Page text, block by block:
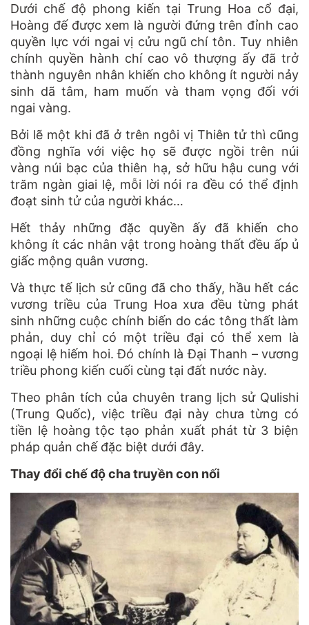
Dưới chế độ phong kiến tại Trung Hoa cổ đại,
Hoàng đế được xem là người đứng trên đỉnh cao
quyền lực với ngai vị cửu ngũ chí tôn.Tuy nhiên
chính quyền hành chí cao vô thượng ấy đã trở
thành nguyên nhân khiến cho không ít người nảy
sinh dã tâm, ham muốn và tham vọng đối với
ngai vàng.
Bởi lẽ một khi đã ở trên ngôi vị Thiên tử thì cũng
đồng nghĩa với việc họ sẽ được ngồi trên núi
vàng núi bạc của thiên hạ, sở hữu hậu cung với
trăm ngàn giai lệ, mỗi lời nói ra đều có thể định
đoạt sinh tử của người khác…
Hết thảy những đặc quyền ấy đã khiến cho
không ít các nhân vật trong hoàng thất đều ấp ủ
giấc mộng quân vương.
Và thực tế lịch sử cũng đã cho thấy, hầu hết các
vương triều của Trung Hoa xưa đều từng phát
sinh những cuộc chính biến do các tông thất làm
phản, duy chỉ có một triều đại có thể xem là
ngoại lệ hiếm hoi.Đó chính là Đại Thanh – vương
triều phong kiến cuối cùng tại đất nước này.
Theo phân tích của chuyên trang lịch sử Qulishi
(Trung Quốc), việc triều đại này chưa từng có
tiền lệ hoàng tộc tạo phản xuất phát từ 3 biện
pháp quản chế đặc biệt dưới đây.
Thay đổi chế độ cha truyền con nối